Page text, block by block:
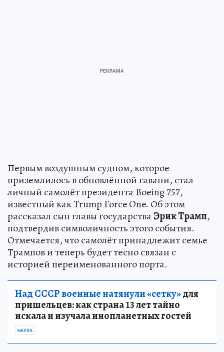
Первым воздушным судном, которое
приземлилось в обновлённой гавани, стал
личный самолёт президента Boeing 757,
известный как Trump Force One. Об этом
рассказал сын главы государстваЭрик Трамп,
подтвердив символичность этого события.
Отмечается, что самолёт принадлежит семье
Трампов и теперь будет тесно связан с
историей переименованного порта.
Над СССР военные натянули «сетку»для
пришельцев: как страна 13 лет тайно
искала и изучала инопланетных гостей
НАУКА